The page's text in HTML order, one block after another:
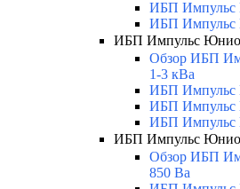
ИБП
ИБП
ИБП Импульс
Обзор ИБП
1-3 кВа
ИБП
ИБП
ИБП
ИБП Импульс
Обзор ИБП
850 Ва